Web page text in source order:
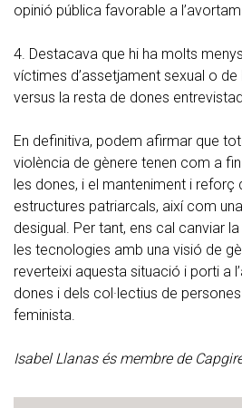
opinió pública favorable a
4. Destacava que hi ha molts
víctimes d’assetjament sexual o
versus la resta de dones
En definitiva, podem afirmar que
violència de gènere tenen com a
les dones, i el manteniment i reforç
estructures patriarcals, així com
desigual. Per tant, ens cal canviar
les tecnologies amb una visió de
reverteixi aquesta situació i porti a
dones i dels col·lectius de
feminista.
Isabel Llanas és membre de